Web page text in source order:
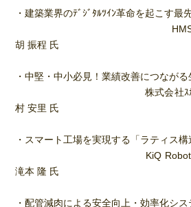
・建築業界のﾃﾞｼﾞﾀﾙﾂｲﾝ革命を起こす最
HMS株式会社
胡 振程 氏
・中堅・中小必見！業績改善につなが
株式会社ｽｶｲﾃﾞｨｽｸ
村 安里 氏
・スマート工場を実現する「ラティス構
KiQ Robotics株式会
滝本 隆 氏
・配管減肉による安全向上・効率化シ